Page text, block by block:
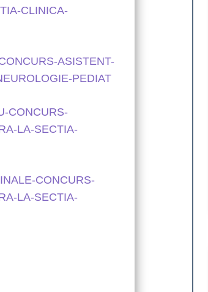
CLINICA-
ASISTENT-
PEDIAT
CONCURS-
LA-SECTIA-
CONCURS-
LA-SECTIA-